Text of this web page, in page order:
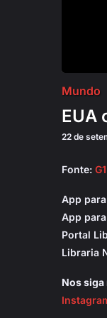
Mundo
EUA
22 de
Fonte: G1
App
App
Portal
Libraria
Nos siga